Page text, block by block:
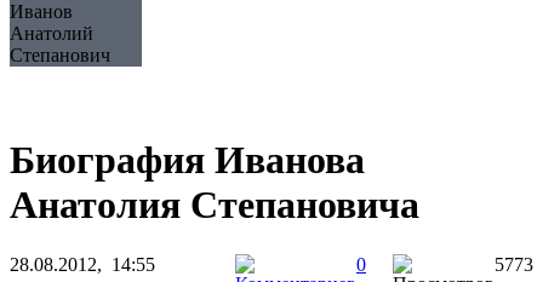
Иванов
Анатолий
Степанович
Биография Иванова
Анатолия Степановича
28.08.2012, 14:55 0
5773